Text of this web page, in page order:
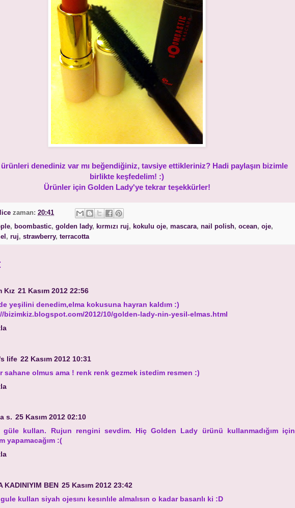
denediniz var mı beğendiğiniz, tavsiye ettikleriniz? Hadi paylaşın bizimle
birlikte keşfedelim! :)
Ürünler için Golden Lady'ye tekrar teşekkürler!
zaman: 20:41
, boombastic, golden lady, kırmızı ruj, kokulu oje, mascara, nail polish, ocean, oje,
, ruj, strawberry, terracotta
Kız 21 Kasım 2012 22:56
yeşilini denedim,elma kokusuna hayran kaldım :)
bizimkiz.blogspot.com/2012/10/golden-lady-nin-yesil-elmas.html
life 22 Kasım 2012 10:31
sahane olmus ama ! renk renk gezmek istedim resmen :)
s. 25 Kasım 2012 02:10
güle kullan. Rujun rengini sevdim. Hiç Golden Lady ürünü kullanmadığım için
yapamacağım :(
KADINIYIM BEN 25 Kasım 2012 23:42
kullan siyah ojesını kesınlıle almalısın o kadar basarılı ki :D